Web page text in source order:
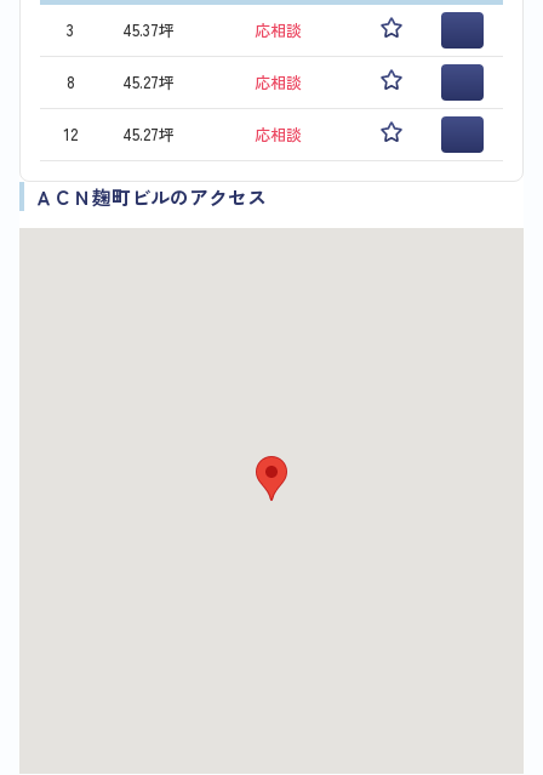
3
45.37坪 応相談
8 45.27坪 応相談
12 45.27坪 応相談
ＡＣＮ麹町ビルのアクセス